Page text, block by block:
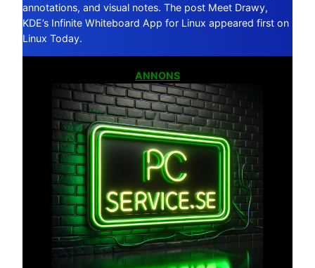
annotations, and visual notes. The post Meet Drawy,
KDE’s Infinite Whiteboard App for Linux appeared first on
Linux Today.
ANNONS